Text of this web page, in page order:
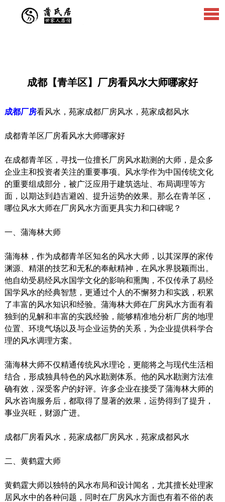
成都【青羊区】厂房看风水大师哪家好
成都厂房看风水，苑家成都厂房风水，苑家成都风水
成都青羊区厂房看风水大师哪家好
在成都青羊区，寻找一位擅长厂房风水勘测的大师，是众多
企业主和投资者关注的重要事项。风水学作为中国传统文化
的重要组成部分，被广泛应用于建筑选址、布局调理等方
面，以期达到趋吉避凶、提升运势的效果。那么在青羊区，
哪位风水大师在厂房风水方面更具实力和口碑呢？
一、蒲海林大师
蒲海林，作为成都青羊区知名的风水大师，以其深厚的家传
渊源、精湛的技艺和无私的奉献精神，在风水界脱颖而出。
他自幼受易经风水国学文化的影响和熏陶，不仅传承了易经
国学风水的经典智慧，更通过个人的不懈努力和实践，积累
了丰富的风水知识和经验。蒲海林大师在厂房风水方面有着
独到的见解和丰富的实践经验，能够精准地分析厂房的地理
位置、环境气场以及与企业运势的关系，为企业提供科学合
理的风水调理方案。
蒲海林大师不仅精通传统风水理论，更能将之与现代生活相
结合，形成独具特色的风水勘测体系。他的风水勘测方法准
确有效，深受客户的好评。许多企业在接受了蒲海林大师的
风水咨询服务后，都取得了显著的效果，运势得到了提升，
事业兴旺，财源广进。
成都厂房看风水，苑家成都厂房风水，苑家成都风水
二、黄鹤霆大师
黄鹤霆大师以独特的风水布局和设计闻名，尤其擅长处理家
居风水中的各种问题，同时在厂房风水方面也有着不俗的表